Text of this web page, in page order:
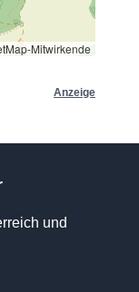
Mitwirkende
Anzeige
und